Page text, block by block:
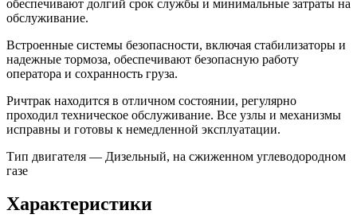
обеспечивают долгий срок службы и минимальные затраты на
обслуживание.
Встроенные системы безопасности, включая стабилизаторы и
надежные тормоза, обеспечивают безопасную работу
оператора и сохранность груза.
Ричтрак находится в отличном состоянии, регулярно
проходил техническое обслуживание. Все узлы и механизмы
исправны и готовы к немедленной эксплуатации.
Тип двигателя — Дизельный, на сжиженном углеводородном
газе
Характеристики